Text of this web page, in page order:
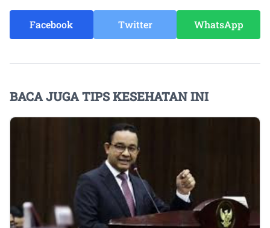
Facebook Twitter WhatsApp
BACA JUGA TIPS KESEHATAN INI